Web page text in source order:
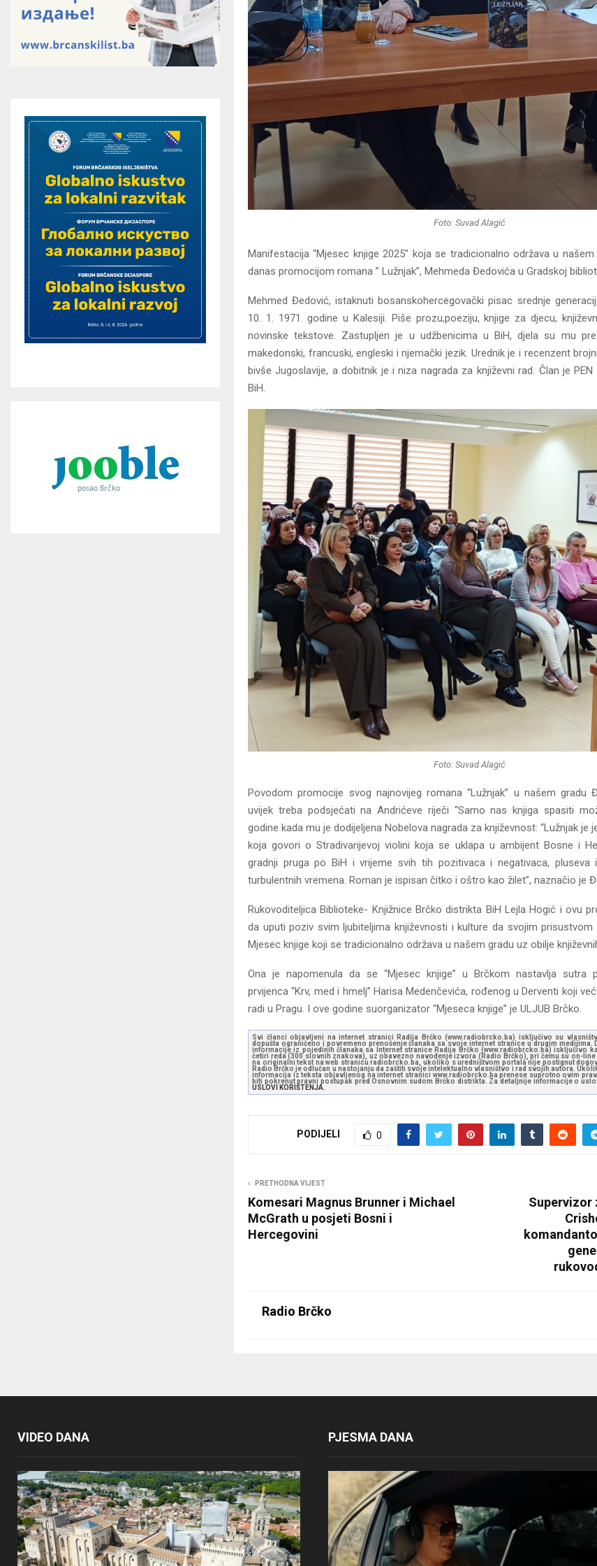
Foto: Suvad Alagić
Manifestacija “Mjesec knjige 2025” koja se tradicionalno održava u
danas promocijom romana ” Lužnjak”, Mehmeda Đedovića u Gradskoj
Mehmed Đedović, istaknuti bosanskohercegovački pisac srednje
10. 1. 1971. godine u Kalesiji. Piše prozu,poeziju, knjige za djecu,
novinske tekstove. Zastupljen je u udžbenicima u BiH, djela su mu
makedonski, francuski, engleski i njemački jezik. Urednik je i recenzent
bivše Jugoslavije, a dobitnik je i niza nagrada za književni rad. Član je
BiH.
Foto: Suvad Alagić
Povodom promocije svog najnovijeg romana “Lužnjak” u našem gradu
uvijek treba podsjećati na Andrićeve riječi “Samo nas knjiga spasiti
godine kada mu je dodijeljena Nobelova nagrada za književnost: “Lužnjak je
koja govori o Stradivarijevoj violini koja se uklapa u ambijent Bosne i
gradnji pruga po BiH i vrijeme svih tih pozitivaca i negativaca,
turbulentnih vremena. Roman je ispisan čitko i oštro kao žilet”, naznačio je
Rukovoditeljica Biblioteke- Knjižnice Brčko distrikta BiH Lejla Hogić i ovu
da uputi poziv svim ljubiteljima književnosti i kulture da svojim prisustvom
Mjesec knjige koji se tradicionalno održava u našem gradu uz obilje
Ona je napomenula da se “Mjesec knjige” u Brčkom nastavlja sutra
prvijenca “Krv, med i hmelj” Harisa Medenčevića, rođenog u Derventi koji
radi u Pragu. I ove godine suorganizator “Mjeseca knjige” je ULJUB Brčko.
Svi članci objavljeni na internet stranici Radija Brčko (www.radiobrcko.ba) isključivo su
dopušta ograničeno i povremeno prenošenje članaka sa svoje internet stranice u drugim medijima.
informacije iz pojedinih članaka sa Internet stranice Radija Brčko (www.radiobrcko.ba) isključivo
četiri reda (300 slovnih znakova), uz obavezno navođenje izvora (Radio Brčko), pri čemu su on-
na originalni tekst na web stranicu radiobrcko.ba, ukoliko s uredništvom portala nije postignut
Radio Brčko je odlučan u nastojanju da zaštiti svoje intelektualno vlasništvo i rad svojih autora.
informacija iz teksta objavljenog na internet stranici www.radiobrcko.ba prenese suprotno ovim
biti pokrenut pravni postupak pred Osnovnim sudom Brčko distrikta. Za detaljnije informacije o
USLOVI KORIŠTENJA.
PODIJELI 0
PRETHODNA VIJEST
Komesari Magnus Brunner i Michael
McGrath u posjeti Bosni i
Hercegovini
Supervizor
Radio Brčko
VIDEO DANA PJESMA DANA